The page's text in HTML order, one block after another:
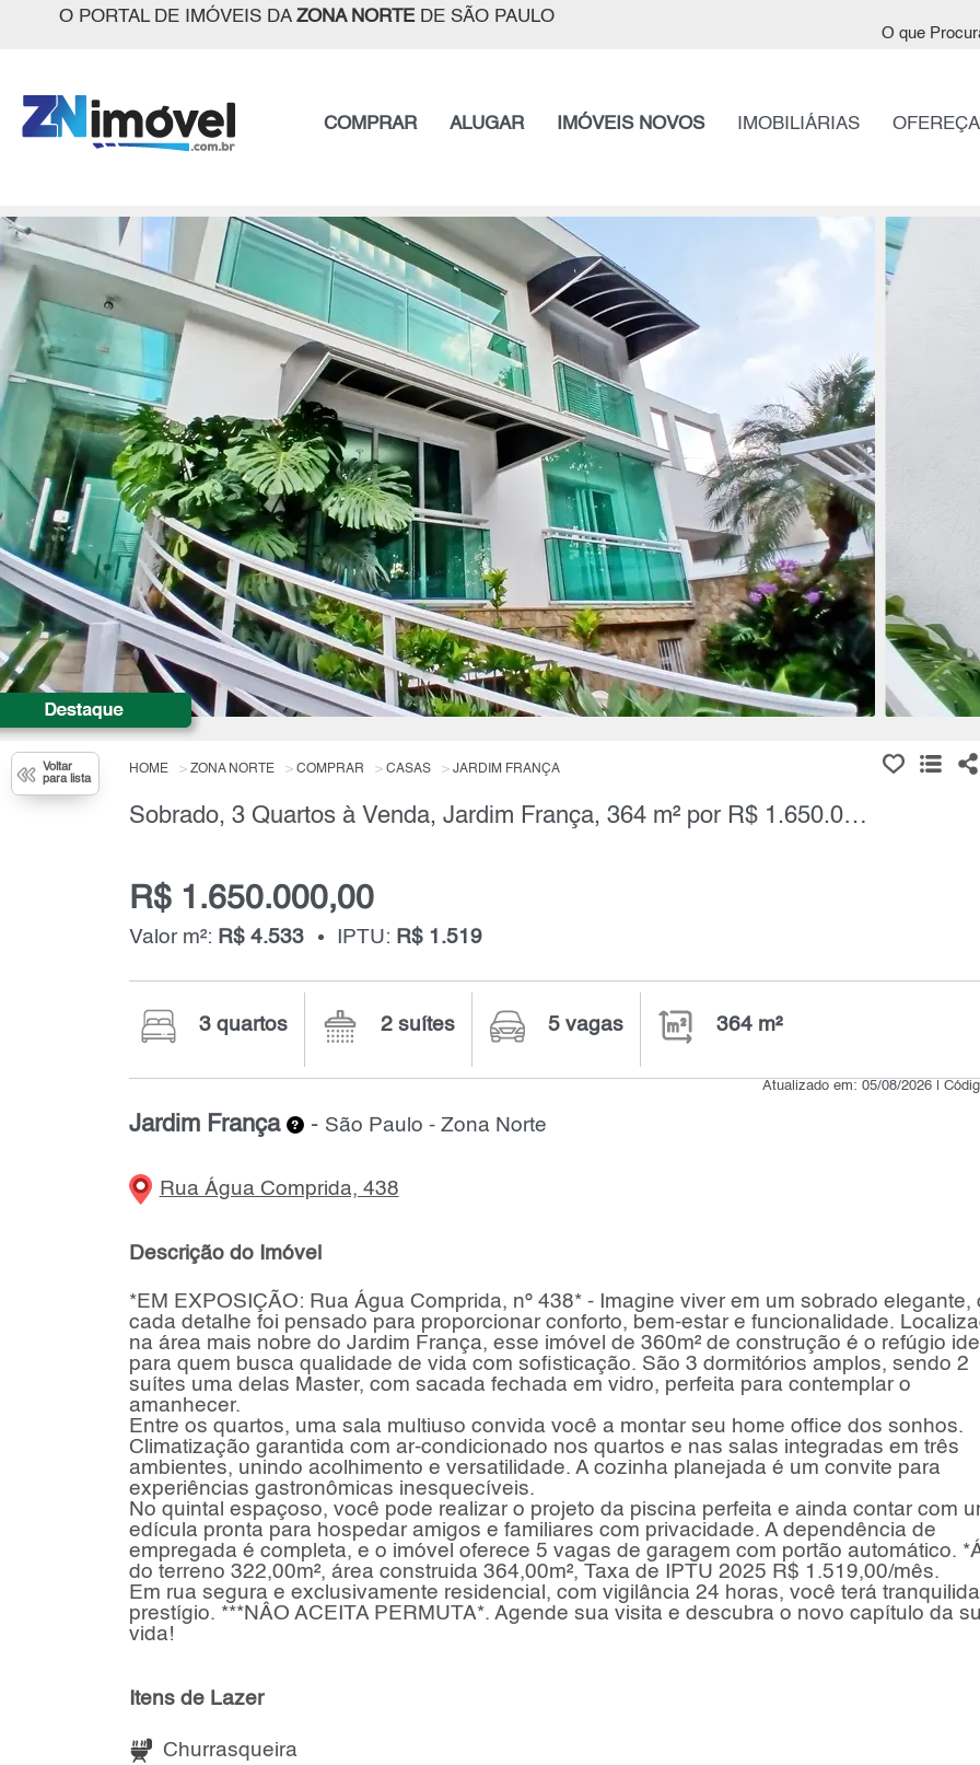
O PORTAL DE IMÓVEIS DA ZONA NORTEDE SÃO PAULO
O que
COMPRAR ALUGAR IMÓVEIS NOVOS IMOBILIÁRIAS
Voltar
para lista
HOME ZONA NORTE COMPRAR CASAS JARDIM FRANÇA
Sobrado, 3 Quartos à Venda, Jardim França, 364 m² por R$ 1.650.000,00
R$ 1.650.000,00
Valor m²: R$ 4.533 IPTU: R$ 1.519
3 quartos 2 suítes 5 vagas 364 m²
Atualizado em: 05/08/2026 |
Jardim França - São Paulo - Zona Norte
Rua Água Comprida, 438
Descrição do Imóvel
*EM EXPOSIÇÃO: Rua Água Comprida, nº 438* - Imagine viver em um sobrado elegante,
cada detalhe foi pensado para proporcionar conforto, bem-estar e funcionalidade.
na área mais nobre do Jardim França, esse imóvel de 360m² de construção é o refúgio
para quem busca qualidade de vida com sofisticação. São 3 dormitórios amplos, sendo 2
suítes uma delas Master, com sacada fechada em vidro, perfeita para contemplar o
amanhecer.
Entre os quartos, uma sala multiuso convida você a montar seu home office dos sonhos.
Climatização garantida com ar-condicionado nos quartos e nas salas integradas em três
ambientes, unindo acolhimento e versatilidade. A cozinha planejada é um convite para
experiências gastronômicas inesquecíveis.
No quintal espaçoso, você pode realizar o projeto da piscina perfeita e ainda contar com
edícula pronta para hospedar amigos e familiares com privacidade. A dependência de
empregada é completa, e o imóvel oferece 5 vagas de garagem com portão automático.
do terreno 322,00m², área construida 364,00m², Taxa de IPTU 2025 R$ 1.519,00/mês.
Em rua segura e exclusivamente residencial, com vigilância 24 horas, você terá
prestígio. ***NÂO ACEITA PERMUTA*. Agende sua visita e descubra o novo capítulo da
vida!
Itens de Lazer
Churrasqueira